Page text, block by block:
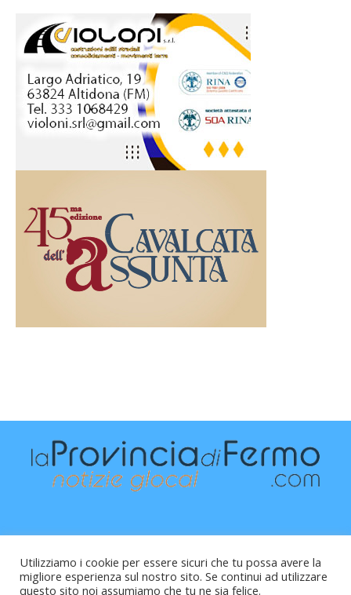
Utilizziamo i cookie per essere sicuri che tu possa avere la
migliore esperienza sul nostro sito. Se continui ad utilizzare
questo sito noi assumiamo che tu ne sia felice.